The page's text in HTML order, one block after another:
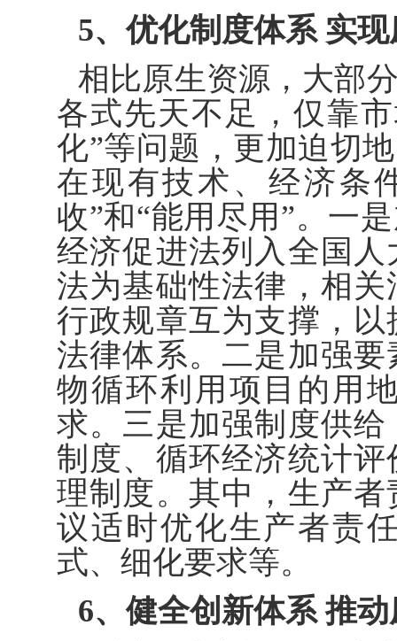
5、优化制度体系 实
相比原生资源，大部
各式先天不足，仅靠
化”等问题，更加迫切
在现有技术、经济条
收”和“能用尽用”。一
经济促进法列入全国
法为基础性法律，相
行政规章互为支撑，
法律体系。二是加强
物循环利用项目的用
求。三是加强制度供
制度、循环经济统计
理制度。其中，生产
议适时优化生产者责
式、细化要求等。
6、健全创新体系 推